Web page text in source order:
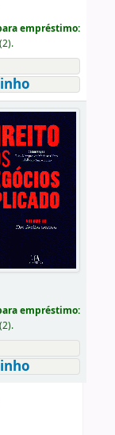
empréstimo:
(2).
empréstimo:
(2).